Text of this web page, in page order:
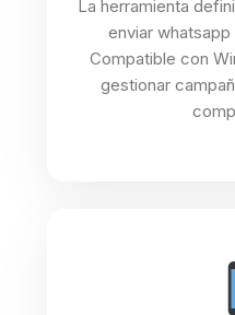
La herramienta
enviar whatsapp
Compatible con
gestionar